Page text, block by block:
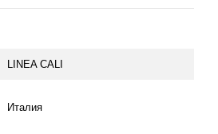
LINEA CALI
Италия